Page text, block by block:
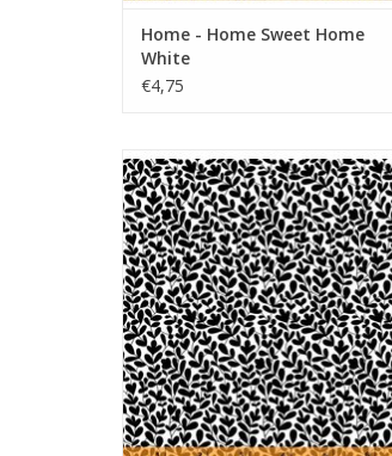
Home - Home Sweet Home
White
€4,75
zwarte blaadjes op wit
TOEVOEGEN AAN WINKELWAGEN